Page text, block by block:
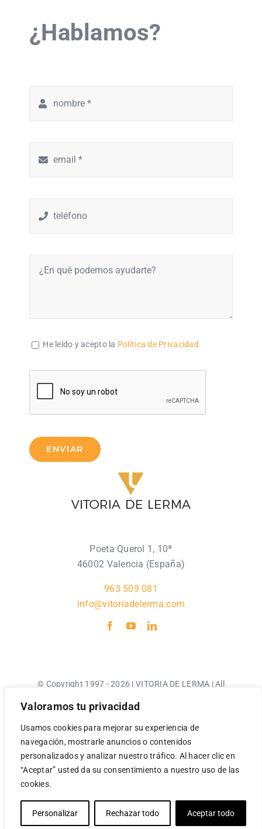
Valoramos tu privacidad
Usamos cookies para mejorar su experiencia de
navegación, mostrarle anuncios o contenidos
personalizados y analizar nuestro tráfico. Al hacer clic en
“Aceptar” usted da su consentimiento a nuestro uso de las
cookies.
Personalizar Rechazar todo Aceptar todo
¿Hablamos?
He leído y acepto la Política de Privacidad
ENVIAR
Poeta Querol 1, 10ª
46002 Valencia (España)
963 509 081
info@vitoriadelerma.com
© Copyright 1997 - 2026 | VITORIA DE LERMA | All
Política de Cookies